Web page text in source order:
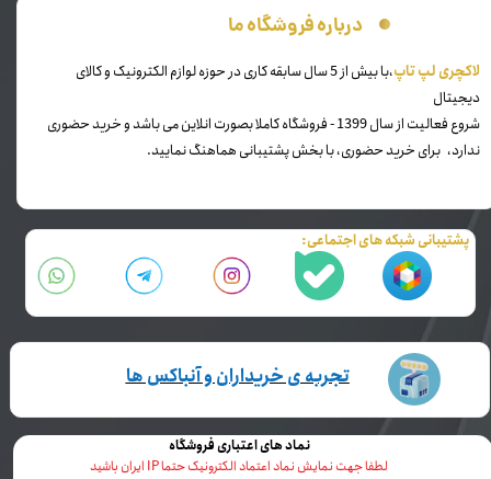
پشتیبانی شبکه های اجتماعی:
درباره فروشگاه ما
​لاکچری لپ تاپ
،با بیش از 5 سال سابقه کاری در حوزه لوازم الکترونیک و کالای
دیجیتال
شروع فعالیت از سال 1399 - فروشگاه کاملا بصورت انلاین می باشد و خرید حضوری
ندارد، برای خرید حضوری، با بخش پشتیبانی هماهنگ نمایید.
نماد های اعتباری فروشگاه
لطفا جهت نمایش نماد اعتماد الکترونیک حتما IP ایران باشید
تجربه ی خریداران و آنباکس ها